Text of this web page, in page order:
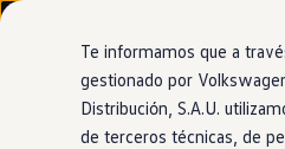
Ir
directamente
Ir
directamente
Nuevo ID. Cross
Vehículos Comerciales
Compra y ofertas
Volkswagen nuevo en
Volkswagen de ocasión
Te informamos que a
gestionado por
Distribución, S.A.U.
de terceros técnicas, de